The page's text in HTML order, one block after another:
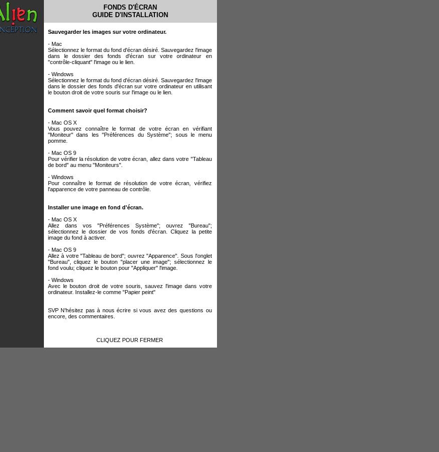
FONDS D'ÉCRAN
GUIDE D'INSTALLATION
Sauvegarder les images sur votre ordinateur.
- Mac
Sélectionnez le format du fond d'écran désiré. Sauvegardez l'image
dans le dossier des fonds d'écran sur votre ordinateur en
"contrôle-cliquant" l'image ou le lien.
- Windows
Sélectionnez le format du fond d'écran désiré. Sauvegardez l'image
dans le dossier des fonds d'écran sur votre ordinateur en utilisant
le bouton droit de votre souris sur l'image ou le lien.
Comment savoir quel format choisir?
- Mac OS X
Vous pouvez connaître le format de votre écran en vérifiant
"Moniteur" dans les "Préférences du Système"; sous le menu
pomme.
- Mac OS 9
Pour vérifier la résolution de votre écran, allez dans votre "Tableau
de bord" au menu "Moniteurs".
- Windows
Pour connaître le format de résolution de votre écran, vérifiez
l'apparence de votre panneau de contrôle.
Installer une image en fond d'écran.
- Mac OS X
Allez dans vos "Préférences Système"; ouvrez "Bureau";
sélectionnez le dossier de vos fonds d'écran. Cliquez la petite
image du fond à activer.
- Mac OS 9
Allez à votre "Tableau de bord"; ouvrez "Apparence". Sous l'onglet
"Bureau", cliquez le bouton "placer une image"; sélectionnez le
fond voulu; cliquez le bouton pour "Appliquer" l'image.
- Windows
Avec le bouton droit de votre souris, sauvez l'image dans votre
ordinateur. Installez-le comme "Papier peint"
SVP N'hésitez pas à nous écrire si vous avez des questions ou
encore, des commentaires.
CLIQUEZ POUR FERMER